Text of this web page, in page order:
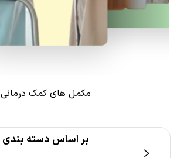
مکمل های کمک درمانی
بر اساس دسته بندی